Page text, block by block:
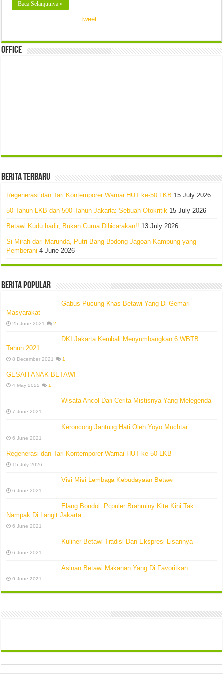
Baca Selanjutnya »
tweet
Office
Berita Terbaru
Regenerasi dan Tari Kontemporer Warnai HUT ke-50 LKB 15 July 2026
50 Tahun LKB dan 500 Tahun Jakarta: Sebuah Otokritik 15 July 2026
Betawi Kudu hadir, Bukan Cuma Dibicarakan!! 13 July 2026
Si Mirah dari Marunda, Putri Bang Bodong Jagoan Kampung yang
Pemberani 4 June 2026
Berita Popular
Gabus Pucung Khas Betawi Yang Di Gemari
Masyarakat
25 June 2021 2
DKI Jakarta Kembali Menyumbangkan 6 WBTB
Tahun 2021
8 December 2021 1
GESAH ANAK BETAWI
4 May 2022 1
Wisata Ancol Dan Cerita Mistisnya Yang Melegenda
7 June 2021
Keroncong Jantung Hati Oleh Yoyo Muchtar
6 June 2021
Regenerasi dan Tari Kontemporer Warnai HUT ke-50 LKB
15 July 2026
Visi Misi Lembaga Kebudayaan Betawi
6 June 2021
Elang Bondol: Populer Brahminy Kite Kini Tak
Nampak Di Langit Jakarta
6 June 2021
Kuliner Betawi Tradisi Dan Ekspresi Lisannya
6 June 2021
Asinan Betawi Makanan Yang Di Favoritkan
6 June 2021